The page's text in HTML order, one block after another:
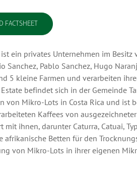
FACTSHEET
ein privates Unternehmen im
Sanchez, Pablo Sanchez, Hugo
5 kleine Farmen und verarbeiten
befindet sich in der Gemeinde
von Mikro-Lots in Costa Rica und
Kaffees von
mit ihnen, darunter Caturra, Catuai,
afrikanische Betten für den
von Mikro-Lots in ihrer eigenen